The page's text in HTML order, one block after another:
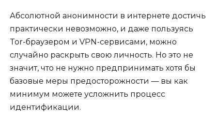
Абсолютной анонимности в интернете достичь
практически невозможно, и даже пользуясь
Tor-браузером и VPN-сервисами, можно
случайно раскрыть свою личность. Но это не
значит, что не нужно предпринимать хотя бы
базовые меры предосторожности — вы как
минимум можете усложнить процесс
идентификации.